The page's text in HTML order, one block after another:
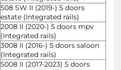
508 SW II (2019-) 5 doors
estate (Integrated rails)
2008 II (2020-) 5 doors mpv
(Integrated rails)
3008 II (2016-) 5 doors saloon
(Integrated rails)
5008 II (2017-2023) 5 doors